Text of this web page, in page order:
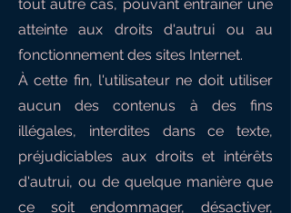
tout autre cas, pouvant entraîner une
atteinte aux droits d'autrui ou au
fonctionnement des sites Internet.
À cette fin, l'utilisateur ne doit utiliser
aucun des contenus à des fins
illégales, interdites dans ce texte,
préjudiciables aux droits et intérêts
d'autrui, ou de quelque manière que
ce soit endommager, désactiver,